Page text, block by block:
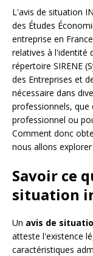
L'avis de situation
des Études
entreprise en
relatives à l'identité
répertoire SIRENE
des Entreprises et
nécessaire dans
professionnels,
professionnel ou
Comment donc
nous allons
Savoir ce
situation
Un avis de
atteste l'existence
caractéristiques